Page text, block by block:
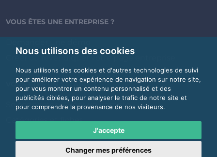
Nous utilisons des cookies
Nous utilisons des cookies et d'autres technologies de suivi
pour améliorer votre expérience de navigation sur notre site,
pour vous montrer un contenu personnalisé et des
publicités ciblées, pour analyser le trafic de notre site et
pour comprendre la provenance de nos visiteurs.
J'accepte
Changer mes préférences
VOUS ÊTES UNE ENTREPRISE ?
VOUS ÊTES UN SALARIÉ ?
Se connecter / Créer un compte
Catégories et fiches